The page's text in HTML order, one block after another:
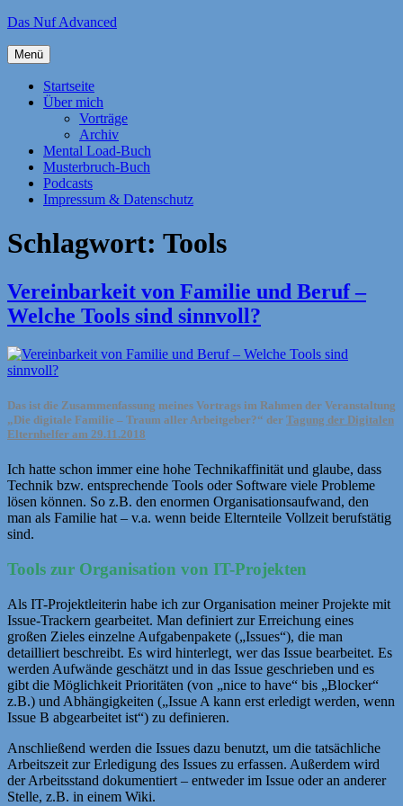
Zum
springen
Das Nuf Advanced
Menü
Startseite
Über mich
Vorträge
Archiv
Mental Load-Buch
Musterbruch-Buch
Podcasts
Impressum & Datenschutz
Schlagwort: Tools
Vereinbarkeit von Familie und Beruf –
Welche Tools sind sinnvoll?
Das ist die Zusammenfassung meines Vortrags im Rahmen der Veranstaltung
„Die digitale Familie – Traum aller Arbeitgeber?“ der Tagung der Digitalen
Elternhelfer am 29.11.2018
Ich hatte schon immer eine hohe Technikaffinität und glaube, dass
Technik bzw. entsprechende Tools oder Software viele Probleme
lösen können. So z.B. den enormen Organisationsaufwand, den
man als Familie hat – v.a. wenn beide Elternteile Vollzeit berufstätig
sind.
Tools zur Organisation von IT-Projekten
Als IT-Projektleiterin habe ich zur Organisation meiner Projekte mit
Issue-Trackern gearbeitet. Man definiert zur Erreichung eines
großen Zieles einzelne Aufgabenpakete („Issues“), die man
detailliert beschreibt. Es wird hinterlegt, wer das Issue bearbeitet. Es
werden Aufwände geschätzt und in das Issue geschrieben und es
gibt die Möglichkeit Prioritäten (von „nice to have“ bis „Blocker“
z.B.) und Abhängigkeiten („Issue A kann erst erledigt werden, wenn
Issue B abgearbeitet ist“) zu definieren.
Anschließend werden die Issues dazu benutzt, um die tatsächliche
Arbeitszeit zur Erledigung des Issues zu erfassen. Außerdem wird
der Arbeitsstand dokumentiert – entweder im Issue oder an anderer
Stelle, z.B. in einem Wiki.